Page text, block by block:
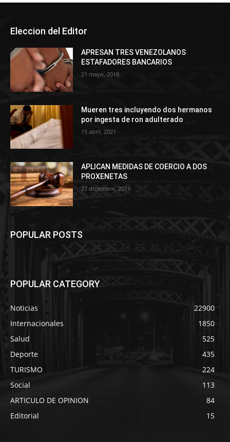
Eleccion del Editor
APRESAN TRES VENEZOLANOS
ESTAFADORES BANCARIOS
21 mayo, 2018
Mueren tres incluyendo dos hermanos
por ingesta de ron adulterado
15 abril, 2021
APLICAN MEDIDAS DE COERCIO A DOS
PROXENETAS
27 diciembre, 2019
POPULAR POSTS
POPULAR CATEGORY
Noticias
22900
Internacionales
1850
Salud
525
Deporte
435
TURISMO
224
Social
113
ARTICULO DE OPINION
84
Editorial
15